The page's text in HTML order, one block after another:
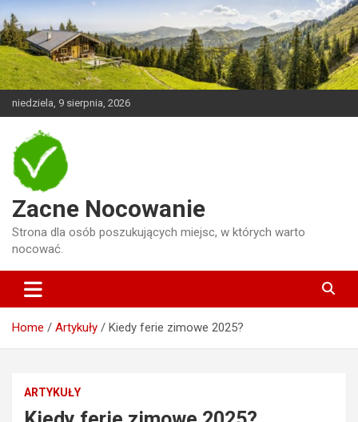
Skip
to
content
niedziela, 9 sierpnia, 2026
Zacne Nocowanie
Strona dla osób poszukujących miejsc, w których warto
nocować.
Home Artykuły Kiedy ferie zimowe 2025?
ARTYKUŁY